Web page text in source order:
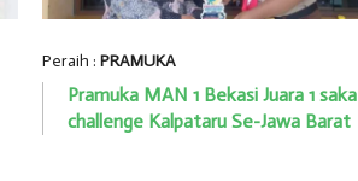
Peraih :PRAMUKA
Pramuka MAN 1 Bekasi Juara 1 saka
challenge Kalpataru Se-Jawa Barat